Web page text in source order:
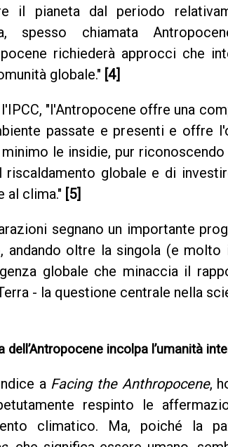
il pianeta dal periodo
spesso chiamata
richiederà approcci che
globale." [4]
"l'Antropocene offre una
passate e presenti e offre
le insidie, pur
riscaldamento globale e di
al clima." [5]
segnano un importante
andando oltre la singola (e
globale che minaccia il
- la questione centrale nella
dell’Antropocene incolpa l’umanità
a Facing the Anthropocene,
respinto le
climatico. Ma, poiché la